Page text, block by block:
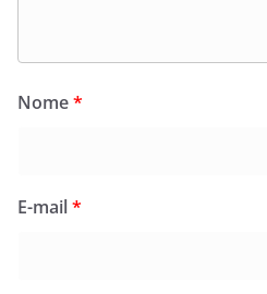
Nome*
E-mail*